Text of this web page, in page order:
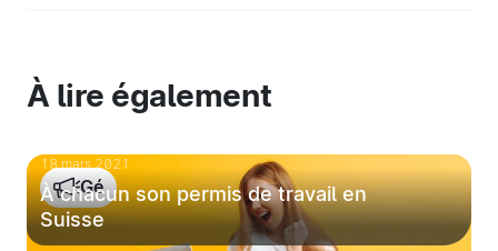
À lire également
Gé
18 mars 2021
À chacun son permis de travail en
Suisse